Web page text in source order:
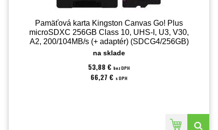
Pamäťová karta Kingston Canvas Go! Plus
microSDXC 256GB Class 10, UHS-I, U3, V30,
A2, 200/104MB/s (+ adaptér) (SDCG4/256GB)
na sklade
53,88 € bez DPH
66,27 € s DPH